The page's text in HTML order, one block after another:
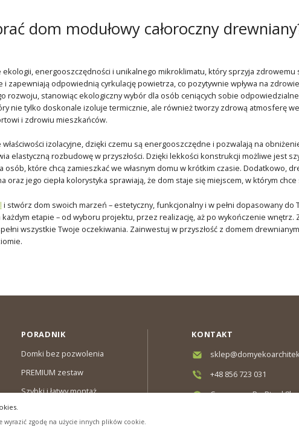
dom modułowy całoroczny
energooszczędności i unikalnego mikroklimatu, który sprzyja zdrowemu
i zapewniają odpowiednią cyrkulację powietrza, co pozytywnie wpływa na
rozwoju, stanowiąc ekologiczny wybór dla osób ceniących sobie
nie tylko doskonale izoluje termicznie, ale również tworzy zdrową atmosferę
i zdrowiu mieszkańców.
izolacyjne, dzięki czemu są energooszczędne i pozwalają na
elastyczną rozbudowę w przyszłości. Dzięki lekkości konstrukcji możliwe jest
które chcą zamieszkać we własnym domu w krótkim czasie. Dodatkowo,
oraz jego ciepła kolorystyka sprawiają, że dom staje się miejscem, w którym chce
i stwórz dom swoich marzeń – estetyczny, funkcjonalny i w pełni dopasowany do
etapie – od wyboru projektu, przez realizację, aż po wykończenie wnętrz.
wszystkie Twoje oczekiwania. Zainwestuj w przyszłość z domem
PORADNIK
Domki bez pozwolenia
PREMIUM zestaw
Szybki i łatwy montaż
KONTAKT
+48 856 723 031
Czas pracy: Pn-Pt od 8h
zgodę na użycie innych plików cookie.